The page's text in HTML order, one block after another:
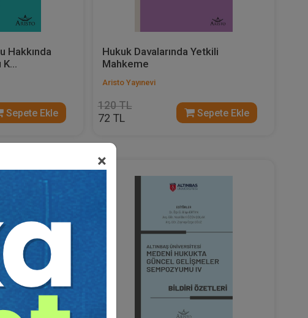
×
Hakkında
Sepete Ekle
Hukuk Davalarında Yetkili
Mahkeme
Aristo Yayınevi
120 TL
72 TL Sepete Ekle